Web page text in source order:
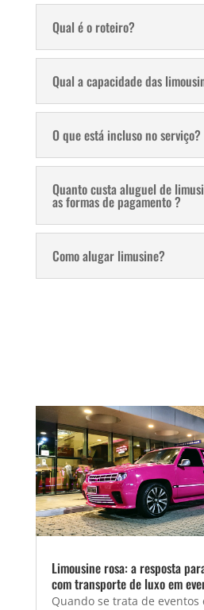
Qual é o roteiro?
Qual a capacidade das
O que está incluso no serviço?
Quanto custa aluguel de
as formas de pagamento ?
Como alugar limusine?
Limousine rosa: a resposta
com transporte de luxo em
Quando se trata de eventos